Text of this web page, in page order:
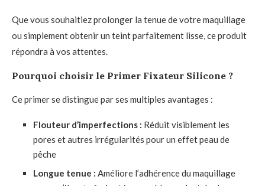
Que vous souhaitiez prolonger la tenue de votre maquillage
ou simplement obtenir un teint parfaitement lisse, ce produit
répondra à vos attentes.
Pourquoi choisir le Primer Fixateur Silicone ?
Ce primer se distingue par ses multiples avantages :
Flouteur d’imperfections : Réduit visiblement les
pores et autres irrégularités pour un effet peau de
pêche
Longue tenue : Améliore l’adhérence du maquillage